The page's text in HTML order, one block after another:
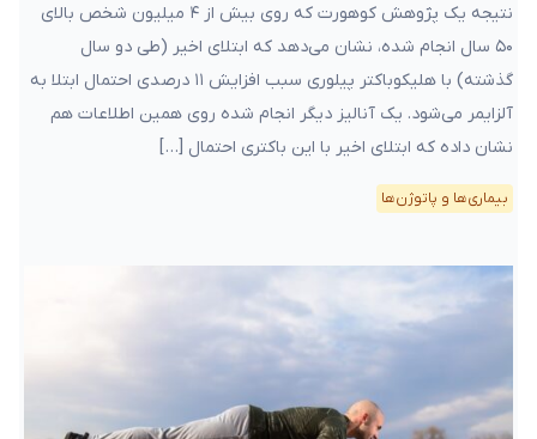
نتیجه یک پژوهش کوهورت که روی بیش از ۴ میلیون شخص بالای
۵۰ سال انجام شده، نشان می‌دهد که ابتلای اخیر (طی دو سال
گذشته) با هلیکوباکتر پیلوری سبب افزایش ۱۱ درصدی احتمال ابتلا به
آلزایمر می‌شود. یک آنالیز دیگر انجام شده روی همین اطلاعات هم
نشان داده که ابتلای اخیر با این باکتری احتمال […]
بیماری‌ها و پاتوژن‌ها